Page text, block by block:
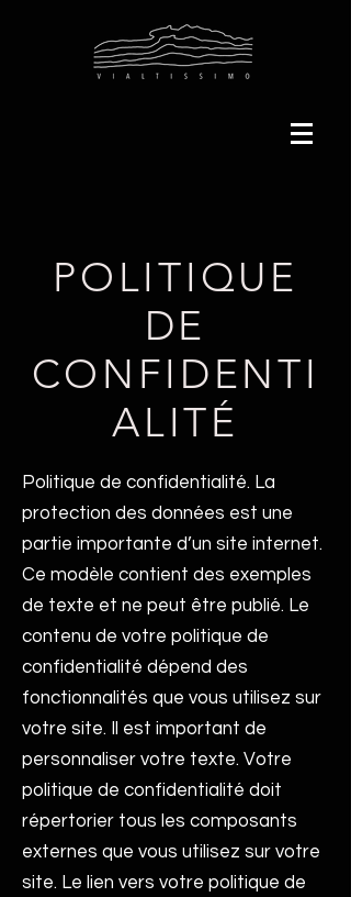
POLITIQUE
DE
CONFIDENTI
ALITÉ
Politique de confidentialité. La
protection des données est une
partie importante d’un site internet.
Ce modèle contient des exemples
de texte et ne peut être publié. Le
contenu de votre politique de
confidentialité dépend des
fonctionnalités que vous utilisez sur
votre site. Il est important de
personnaliser votre texte. Votre
politique de confidentialité doit
répertorier tous les composants
externes que vous utilisez sur votre
site. Le lien vers votre politique de